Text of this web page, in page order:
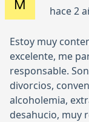
hace 2
Estoy muy
excelente, me
responsable.
divorcios,
alcoholemia,
desahucio, muy